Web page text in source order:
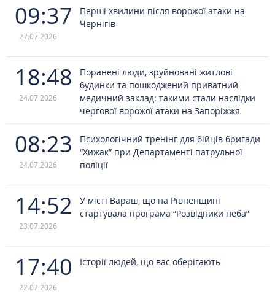
09:37
27.07.2026
Перші хвилини після ворожої атаки на
Чернігів
18:48
24.07.2026
Поранені люди, зруйновані житлові
будинки та пошкоджений приватний
медичний заклад: такими стали наслідки
чергової ворожої атаки на Запоріжжя
08:23
24.07.2026
Психологічний тренінг для бійців бригади
“Хижак” при Департаменті патрульної
поліції
14:52
23.07.2026
У місті Вараш, що на Рівненщині
стартувала програма “Розвідники неба”
17:40
22.07.2026
Історії людей, що вас оберігають